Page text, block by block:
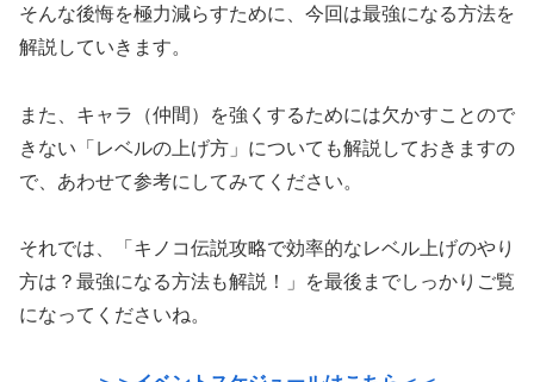
そんな後悔を極力減らすために、今回は最強になる方法を
解説していきます。
また、キャラ（仲間）を強くするためには欠かすことので
きない「レベルの上げ方」についても解説しておきますの
で、あわせて参考にしてみてください。
それでは、「キノコ伝説攻略で効率的なレベル上げのやり
方は？最強になる方法も解説！」を最後までしっかりご覧
になってくださいね。